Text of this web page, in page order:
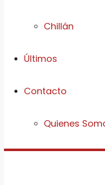
Chillán
Últimos
Contacto
Quienes